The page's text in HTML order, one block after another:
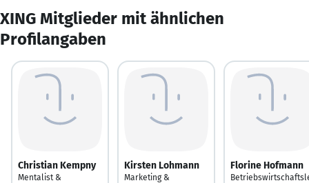
XING Mitglieder mit ähnlichen
Profilangaben
Christian Kempny
Mentalist &
Kirsten Lohmann
Marketing &
Florine Hofmann